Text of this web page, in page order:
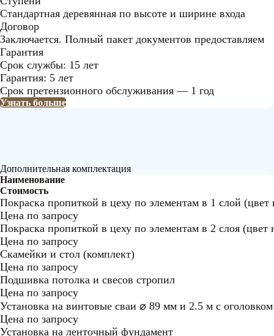
Стандартная деревянная по высоте и ширине входа
Договор
Заключается. Полный пакет документов предоставляем
Гарантия
Срок службы: 15 лет
Гарантия: 5 лет
Срок претензионного обслуживания — 1 год
Узнать больше
Дополнительная комплектация
Наименование
Стоимость
Покраска пропиткой в цеху по элементам в 1 слой (цвет
Цена по запросу
Покраска пропиткой в цеху по элементам в 2 слоя (цвет
Цена по запросу
Скамейки и стол (комплект)
Цена по запросу
Подшивка потолка и свесов стропил
Цена по запросу
Установка на винтовые сваи ⌀ 89 мм и 2.5 м с оголовком
Цена по запросу
Установка на ленточный фундамент